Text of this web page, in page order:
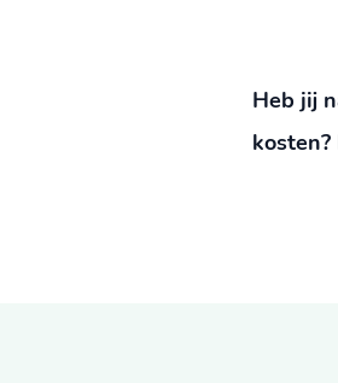
Heb jij